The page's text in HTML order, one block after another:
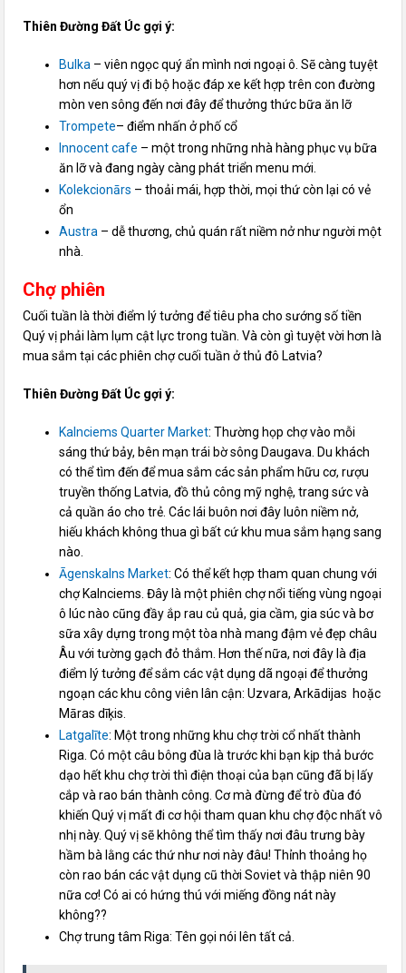
Thiên Đường Đất Úc gợi ý:
Bulka – viên ngọc quý ẩn mình nơi ngoại ô. Sẽ càng tuyệt
hơn nếu quý vị đi bộ hoặc đáp xe kết hợp trên con đường
mòn ven sông đến nơi đây để thưởng thức bữa ăn lỡ
Trompete– điểm nhấn ở phố cổ
Innocent cafe – một trong những nhà hàng phục vụ bữa
ăn lỡ và đang ngày càng phát triển menu mới.
Kolekcionārs – thoải mái, hợp thời, mọi thứ còn lại có vẻ
ổn
Austra – dễ thương, chủ quán rất niềm nở như người một
nhà.
Chợ phiên
Cuối tuần là thời điểm lý tưởng để tiêu pha cho sướng số tiền
Quý vị phải làm lụm cật lực trong tuần. Và còn gì tuyệt vời hơn là
mua sắm tại các phiên chợ cuối tuần ở thủ đô Latvia?
Thiên Đường Đất Úc gợi ý:
Kalnciems Quarter Market: Thường họp chợ vào mỗi
sáng thứ bảy, bên mạn trái bờ sông Daugava. Du khách
có thể tìm đến để mua sắm các sản phẩm hữu cơ, rượu
truyền thống Latvia, đồ thủ công mỹ nghệ, trang sức và
cả quần áo cho trẻ. Các lái buôn nơi đây luôn niềm nở,
hiếu khách không thua gì bất cứ khu mua sắm hạng sang
nào.
Āgenskalns Market: Có thể kết hợp tham quan chung với
chợ Kalnciems. Đây là một phiên chợ nổi tiếng vùng ngoại
ô lúc nào cũng đầy ắp rau củ quả, gia cầm, gia súc và bơ
sữa xây dựng trong một tòa nhà mang đậm vẻ đẹp châu
Âu với tường gạch đỏ thắm. Hơn thế nữa, nơi đây là địa
điểm lý tưởng để sắm các vật dụng dã ngoại để thưởng
ngoạn các khu công viên lân cận: Uzvara, Arkādijas hoặc
Māras dīķis.
Latgalīte: Một trong những khu chợ trời cổ nhất thành
Riga. Có một câu bông đùa là trước khi bạn kịp thả bước
dạo hết khu chợ trời thì điện thoại của bạn cũng đã bị lấy
cắp và rao bán thành công. Cơ mà đừng để trò đùa đó
khiến Quý vị mất đi cơ hội tham quan khu chợ độc nhất vô
nhị này. Quý vị sẽ không thể tìm thấy nơi đâu trưng bày
hầm bà lằng các thứ như nơi này đâu! Thỉnh thoảng họ
còn rao bán các vật dụng cũ thời Soviet và thập niên 90
nữa cơ! Có ai có hứng thú với miếng đồng nát này
không??
Chợ trung tâm Riga: Tên gọi nói lên tất cả.